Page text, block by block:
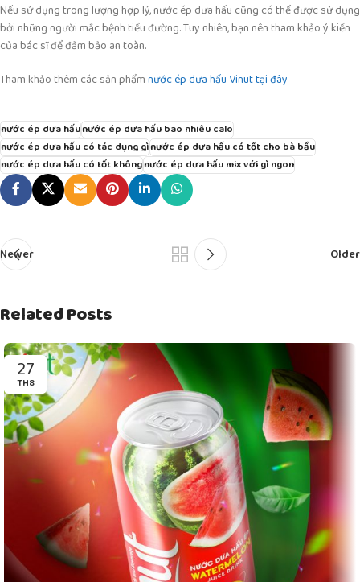
Nếu sử dụng trong lượng hợp lý, nước ép dưa hấu cũng có thể được sử dụng
bởi những người mắc bệnh tiểu đường. Tuy nhiên, bạn nên tham khảo ý kiến
của bác sĩ để đảm bảo an toàn.
Tham khảo thêm các sản phẩmnước ép dưa hấu Vinut tại đây
nước ép dưa hấunước ép dưa hấu bao nhiêu calo
nước ép dưa hấu có tác dụng gìnước ép dưa hấu có tốt cho bà bầu
nước ép dưa hấu có tốt khôngnước ép dưa hấu mix với gì ngon
Newer Older
Related Posts
27
TH8